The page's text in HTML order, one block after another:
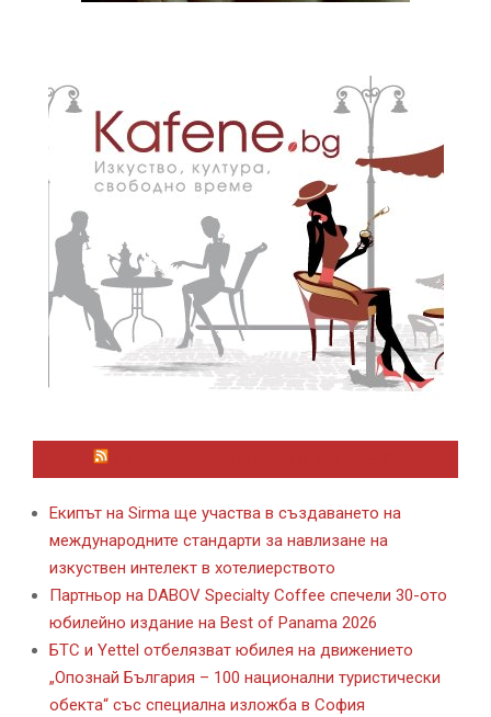
Екипът на Sirma ще участва в създаването на
международните стандарти за навлизане на
изкуствен интелект в хотелиерството
Партньор на DABOV Specialty Coffee спечели 30-ото
юбилейно издание на Best of Panama 2026
БТС и Yettel отбелязват юбилея на движението
„Опознай България – 100 национални туристически
обекта“ със специална изложба в София